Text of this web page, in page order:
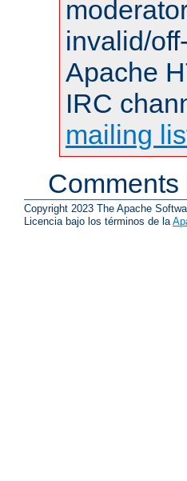
invalid/
Apache
IRC
mailing
Copyright 2023 The Apache
Licencia bajo los términos de la